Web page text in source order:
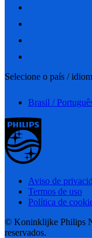
Selecione o país /
Brasil /
Aviso de
Termos de uso
Política de
© Koninklijke Philips
reservados.